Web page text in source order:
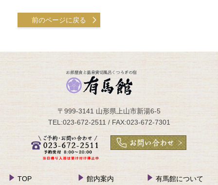
前のページに戻る
〒999-3141 山形県上山市新湯6-5
TEL:023-672-2511 / FAX:023-672-7301
TOP 館内案内 有馬館について